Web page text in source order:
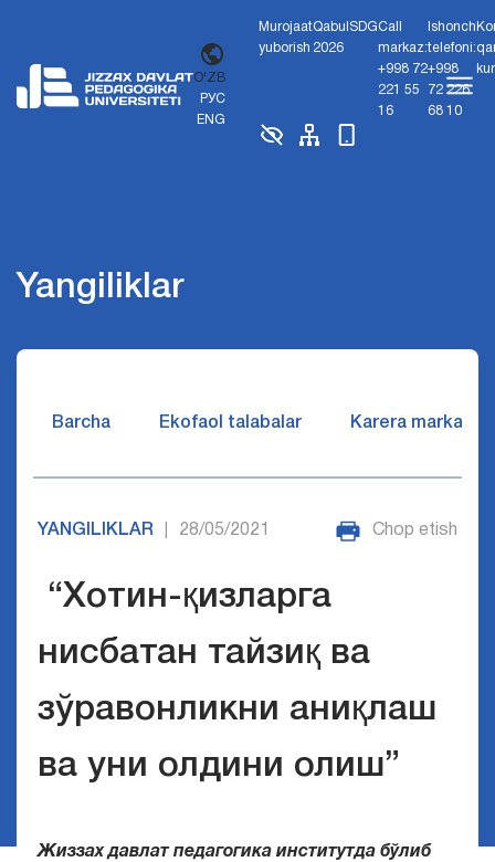
O'ZB
РУС
ENG
Murojaat
yuborish
Qabul
2026
SDGCall
markaz:
+998 72
221 55
16
Ishonch
telefoni:
+998
72 226
68 10
Yangiliklar
Barcha Ekofaol talabalar Karera markazi
YANGILIKLAR 28/05/2021 Chop etish
“Хотин-қизларга
нисбатан тайзиқ ва
зўравонликни аниқлаш
ва уни олдини олиш”
Жиззах давлат педагогика институтда бўлиб